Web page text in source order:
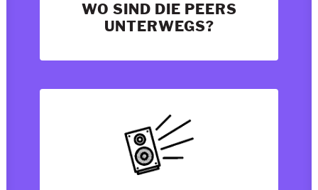
WO SIND DIE PEERS
UNTERWEGS?